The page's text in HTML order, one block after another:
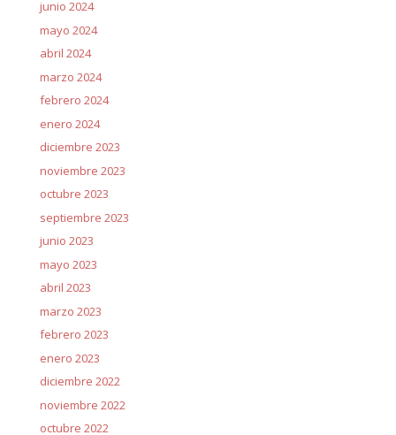
junio 2024
mayo 2024
abril 2024
marzo 2024
febrero 2024
enero 2024
diciembre 2023
noviembre 2023
octubre 2023
septiembre 2023
junio 2023
mayo 2023
abril 2023
marzo 2023
febrero 2023
enero 2023
diciembre 2022
noviembre 2022
octubre 2022